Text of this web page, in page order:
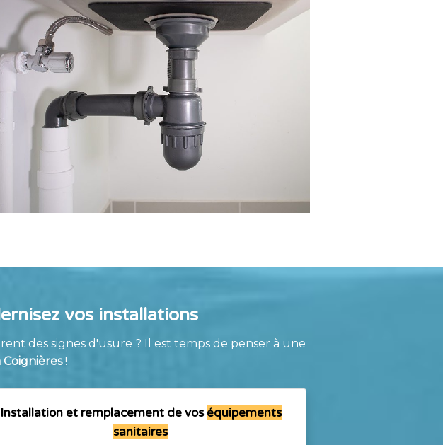
vos installations
des signes d'usure ? Il est temps de penser à une
!
Installation et remplacement de voséquipements
sanitaires